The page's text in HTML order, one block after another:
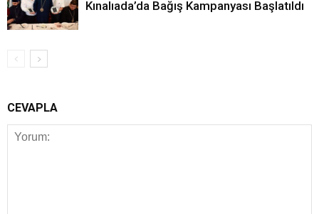
Kınalıada’da Bağış Kampanyası Başlatıldı
CEVAPLA